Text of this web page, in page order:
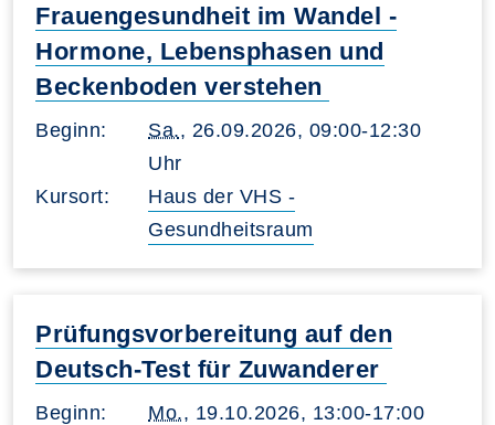
Frauengesundheit im Wandel -
Hormone, Lebensphasen und
Beckenboden verstehen
Beginn: Sa., 26.09.2026, 09:00-12:30
Uhr
Kursort:
Haus der VHS -
Gesundheitsraum
Prüfungsvorbereitung auf den
Deutsch-Test für Zuwanderer
Beginn: Mo., 19.10.2026, 13:00-17:00